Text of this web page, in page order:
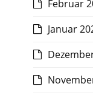
Februar
Januar